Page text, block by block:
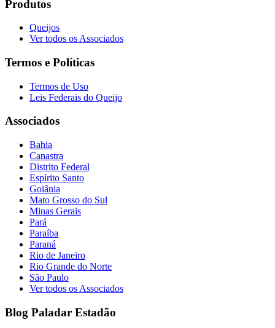
Produtos
Queijos
Ver todos os Associados
Termos e Políticas
Termos de Uso
Leis Federais do Queijo
Associados
Bahia
Canastra
Distrito Federal
Espírito Santo
Goiânia
Mato Grosso do Sul
Minas Gerais
Pará
Paraíba
Paraná
Rio de Janeiro
Rio Grande do Norte
São Paulo
Ver todos os Associados
Blog Paladar Estadão